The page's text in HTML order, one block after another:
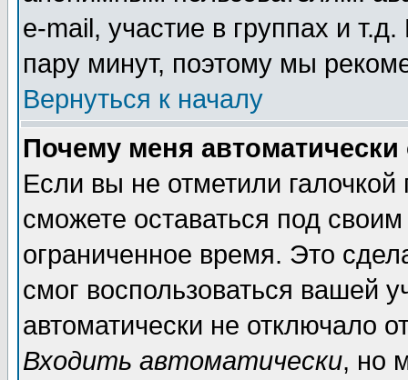
e-mail, участие в группах и
пару минут, поэтому мы
Вернуться к началу
Почему меня автоматически
Если вы не отметили галочкой
сможете оставаться под
ограниченное время. Это
смог воспользоваться вашей
автоматически не отключало
Входить автоматически, но